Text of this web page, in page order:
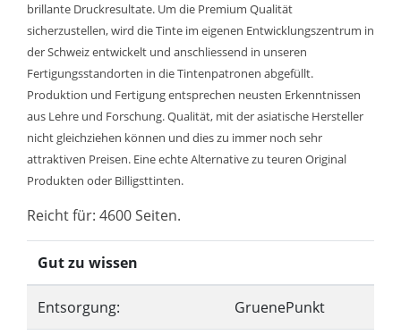
brillante Druckresultate. Um die Premium Qualität
sicherzustellen, wird die Tinte im eigenen Entwicklungszentrum in
der Schweiz entwickelt und anschliessend in unseren
Fertigungsstandorten in die Tintenpatronen abgefüllt.
Produktion und Fertigung entsprechen neusten Erkenntnissen
aus Lehre und Forschung. Qualität, mit der asiatische Hersteller
nicht gleichziehen können und dies zu immer noch sehr
attraktiven Preisen. Eine echte Alternative zu teuren Original
Produkten oder Billigsttinten.
Reicht für: 4600 Seiten.
Gut zu wissen
Entsorgung: GruenePunkt